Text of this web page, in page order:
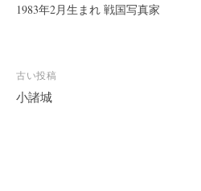
1983年2月生まれ 戦国写真家
投
稿
古い投稿
小諸城